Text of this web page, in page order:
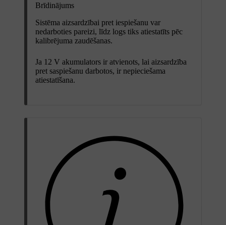
Brīdinājums
Sistēma aizsardzībai pret iespiešanu var
nedarboties pareizi, līdz logs tiks atiestatīts pēc
kalibrējuma zaudēšanas.
Ja 12 V akumulators ir atvienots, lai aizsardzība
pret saspiešanu darbotos, ir nepieciešama
atiestatīšana.